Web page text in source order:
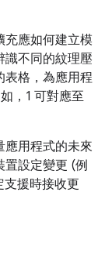
充應如何建立模
識不同的紋理壓
表格，為應用程
，1 可對應至
應用程式的未來
置設定變更 (例
支援時接收更